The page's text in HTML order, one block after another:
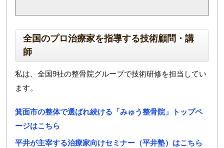
全国のプロ治療家を指導する技術顧問・講
師
私は、全国9社の整骨院グループで技術研修を担当してい
ます。
箕面市の整体で選ばれ続ける「みゅう整骨院」トップペ
ージはこちら
平井が主宰する治療家向けセミナー（平井塾）はこちら